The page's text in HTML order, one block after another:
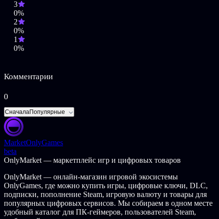
Обратный квест
Ваша цель - не убежать из дома, а двигаться дальше.
Осмотрите все комнаты и найдите пропавшего
путешественника. На вашем пути будут встречаться все более
3
0%
2
0%
1
0%
Комментарии
0
СначалаПопулярные
MarketOnlyGames
beta
OnlyMarket — маркетплейс игр и цифровых товаров
OnlyMarket — онлайн-магазин игровой экосистемы
OnlyGames, где можно купить игры, цифровые ключи, DLC,
подписки, пополнение Steam, игровую валюту и товары для
популярных цифровых сервисов. Мы собираем в одном месте
удобный каталог для ПК-геймеров, пользователей Steam,